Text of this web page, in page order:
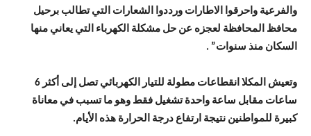
والفرعية واحرقوا الاطارات ورددوا الشعارات التي تطالب برحيل
محافظ المحافظة لعجزه عن حل مشكلة الكهرباء التي يعاني منها
السكان منذ سنوات” .
وتعيش المكلا انقطاعات مطولة للتيار الكهربائي تصل إلى أكثر 6
ساعات مقابل ساعة واحدة تشغيل فقط وهو ما تسبب في معاناة
كبيرة للمواطنين نتيجة ارتفاع درجة الحرارة هذه الأيام.